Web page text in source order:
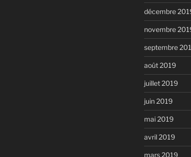
décembre
novembre
septembre
août 2019
juillet 2019
juin 2019
mai 2019
avril 2019
mars 2019